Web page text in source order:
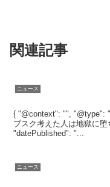
関連記事
ニュース
{ "@context": "", "@type":
ブスク考えた人は地獄に
"datePublished": "...
ニュース